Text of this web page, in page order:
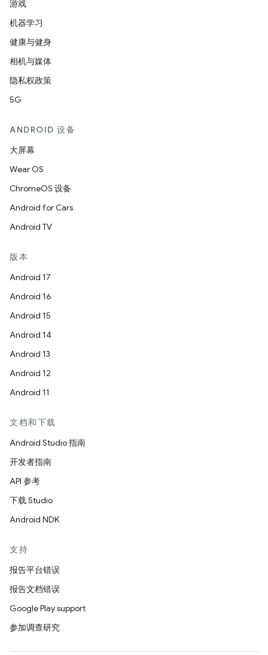
游戏
机器学习
健康与健身
相机与媒体
隐私权政策
5G
ANDROID 设备
大屏幕
Wear OS
ChromeOS 设备
Android for Cars
Android TV
版本
Android 17
Android 16
Android 15
Android 14
Android 13
Android 12
Android 11
文档和下载
Android Studio 指南
开发者指南
API 参考
下载 Studio
Android NDK
支持
报告平台错误
报告文档错误
Google Play support
参加调查研究